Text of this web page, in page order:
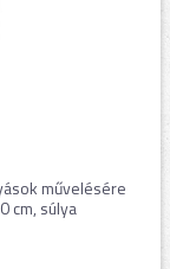
művelésére
cm, súlya